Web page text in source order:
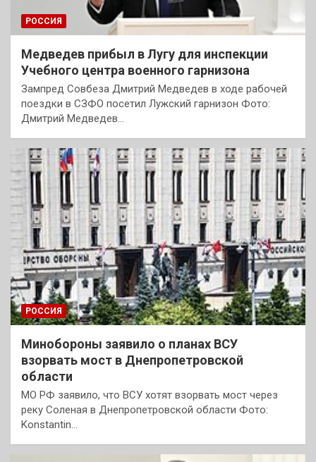
РОССИЯ
Медведев прибыл в Лугу для инспекции
Учебного центра военного гарнизона
Зампред Совбеза Дмитрий Медведев в ходе рабочей
поездки в СЗФО посетил Лужский гарнизон Фото:
Дмитрий Медведев…
РОССИЯ
Минобороны заявило о планах ВСУ
взорвать мост в Днепропетровской
области
МО РФ заявило, что ВСУ хотят взорвать мост через
реку Соленая в Днепропетровской области Фото:
Konstantin…